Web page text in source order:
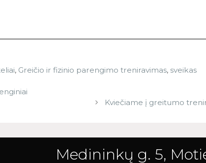
, Greičio ir fizinio parengimo treniravimas, sveikas
Kviečiame į greitumo
Medininkų g. 5,